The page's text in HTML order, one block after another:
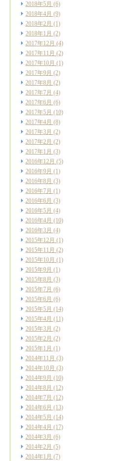
2018年5月 (6)
2018年4月 (9)
2018年2月 (1)
2018年1月 (2)
2017年12月 (4)
2017年11月 (2)
2017年10月 (1)
2017年9月 (2)
2017年8月 (2)
2017年7月 (4)
2017年6月 (6)
2017年5月 (10)
2017年4月 (8)
2017年3月 (2)
2017年2月 (2)
2017年1月 (3)
2016年12月 (5)
2016年9月 (1)
2016年8月 (3)
2016年7月 (1)
2016年6月 (3)
2016年5月 (4)
2016年4月 (10)
2016年3月 (4)
2015年12月 (1)
2015年11月 (2)
2015年10月 (1)
2015年9月 (1)
2015年8月 (3)
2015年7月 (6)
2015年6月 (6)
2015年5月 (14)
2015年4月 (11)
2015年3月 (2)
2015年2月 (2)
2015年1月 (1)
2014年11月 (3)
2014年10月 (3)
2014年9月 (10)
2014年8月 (12)
2014年7月 (12)
2014年6月 (13)
2014年5月 (14)
2014年4月 (17)
2014年3月 (6)
2014年2月 (5)
2014年1月 (7)